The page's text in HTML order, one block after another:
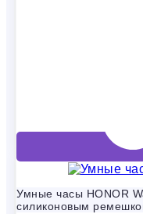
Умные часы HONOR
силиконовым